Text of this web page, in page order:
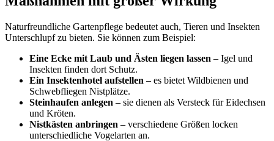
Naturfreundliche Gartenpflege bedeutet auch, Tieren und Insekten
Unterschlupf zu bieten. Sie können zum Beispiel:
Eine Ecke mit Laub und Ästen liegen lassen – Igel und
Insekten finden dort Schutz.
Ein Insektenhotel aufstellen – es bietet Wildbienen und
Schwebfliegen Nistplätze.
Steinhaufen anlegen – sie dienen als Versteck für Eidechsen
und Kröten.
Nistkästen anbringen – verschiedene Größen locken
unterschiedliche Vogelarten an.